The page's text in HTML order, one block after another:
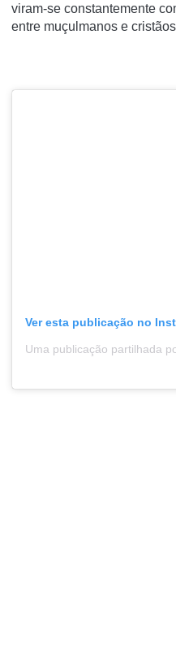
viram-se constantemente
entre muçulmanos e
Ver esta publicação no